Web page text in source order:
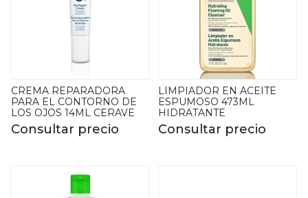
CREMA REPARADORA
PARA EL CONTORNO DE
LOS OJOS 14ML CERAVE
Consultar precio
LIMPIADOR EN ACEITE
ESPUMOSO 473ML
HIDRATANTE
Consultar precio